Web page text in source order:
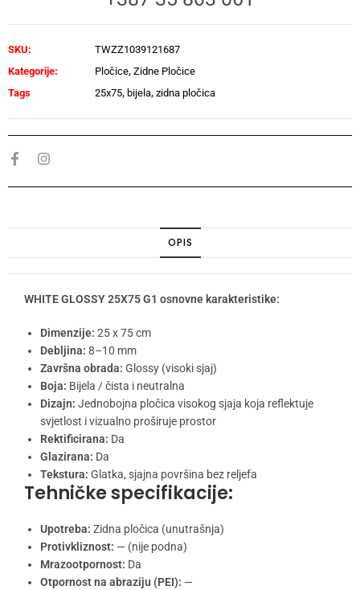
SKU:
TWZZ1039121687
Kategorije:
Pločice, Zidne Pločice
Tags
25x75, bijela, zidna pločica
OPIS
WHITE GLOSSY 25X75 G1 osnovne karakteristike:
Dimenzije: 25 x 75 cm
Debljina: 8–10 mm
Završna obrada: Glossy (visoki sjaj)
Boja: Bijela / čista i neutralna
Dizajn: Jednobojna pločica visokog sjaja koja reflektuje
svjetlost i vizualno proširuje prostor
Rektificirana: Da
Glazirana: Da
Tekstura: Glatka, sjajna površina bez reljefa
Tehničke specifikacije:
Upotreba: Zidna pločica (unutrašnja)
Protivkliznost: — (nije podna)
Mrazootpornost: Da
Otpornost na abraziju (PEI): —